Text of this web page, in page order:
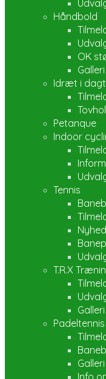
Håndbold
OK
Galleri
Idræt i
Petanque
Indoor
Tennis
T.R.X
Galleri
Info